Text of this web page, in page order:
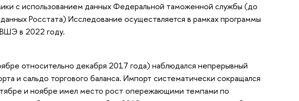
с использованием данных Федеральной таможенной службы (до
Росстата) Исследование осуществляется в рамках программы
в 2022 году.
относительно декабря 2017 года) наблюдался непрерывный
и сальдо торгового баланса. Импорт систематически сокращался
и ноябре имел место рост опережающими темпами по